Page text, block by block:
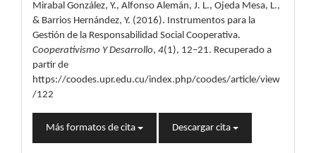
artículo
Mirabal González, Y., Alfonso Alemán, J. L., Ojeda Mesa, L.,
& Barrios Hernández, Y. (2016). Instrumentos para la
Gestión de la Responsabilidad Social Cooperativa.
Cooperativismo Y Desarrollo, 4(1), 12–21. Recuperado a
partir de
https://coodes.upr.edu.cu/index.php/coodes/article/view
/122
Más formatos de cita Descargar cita